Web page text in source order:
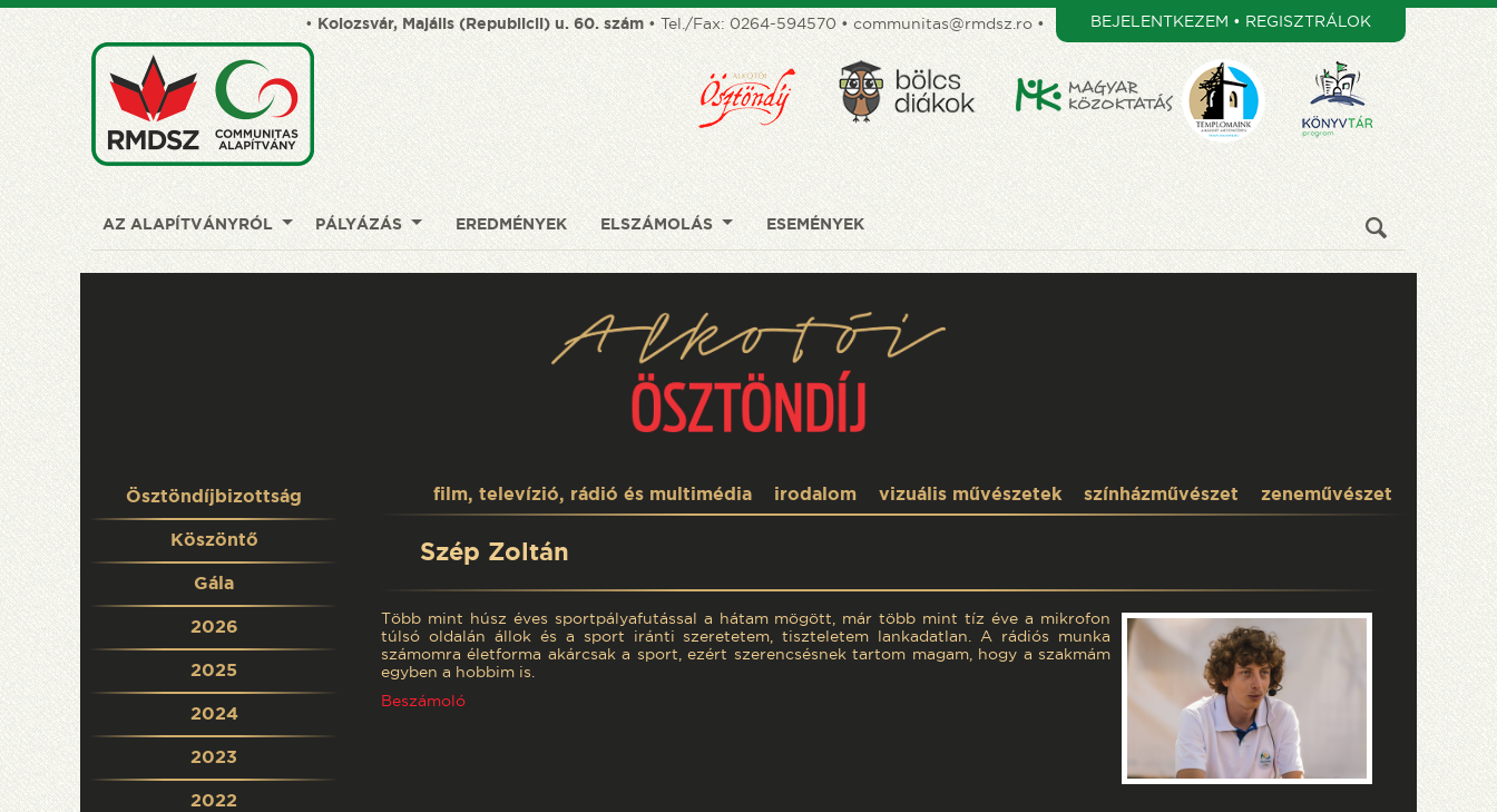
• Kolozsvár, Majális (Republicii) u. 60. szám • Tel./Fax: 0264-594570 • communitas@rmdsz.ro • BEJELENTKEZEM • REGISZTRÁLOK
AZ ALAPÍTVÁNYRÓL PÁLYÁZÁS EREDMÉNYEK ELSZÁMOLÁS ESEMÉNYEK
Ösztöndíjbizottság
Köszöntő
Gála
2026
2025
2024
2023
2022
film, televízió, rádió és multimédia irodalom vizuális művészetek színházművészet zeneművészet
Szép Zoltán
Több mint húsz éves sportpályafutással a hátam mögött, már több mint tíz éve a mikrofon
túlsó oldalán állok és a sport iránti szeretetem, tiszteletem lankadatlan. A rádiós munka
számomra életforma akárcsak a sport, ezért szerencsésnek tartom magam, hogy a szakmám
egyben a hobbim is.
Beszámoló